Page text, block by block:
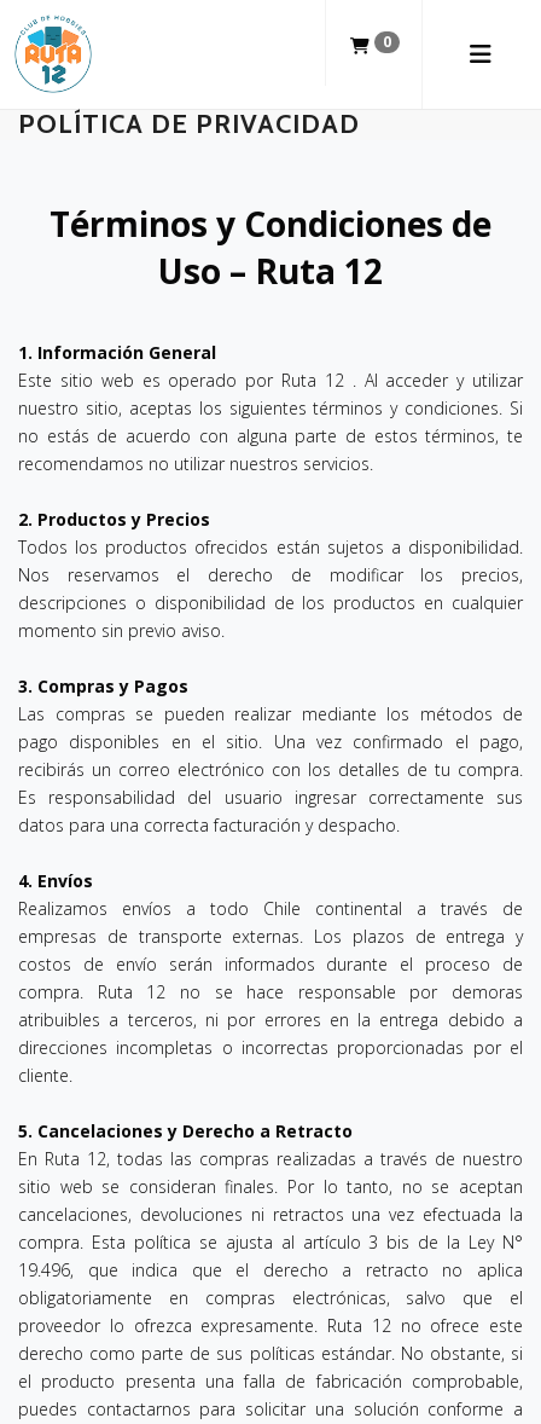
0
POLÍTICA DE PRIVACIDAD
Términos y Condiciones de
Uso – Ruta 12
1. Información General
Este sitio web es operado por Ruta 12 . Al acceder y utilizar
nuestro sitio, aceptas los siguientes términos y condiciones. Si
no estás de acuerdo con alguna parte de estos términos, te
recomendamos no utilizar nuestros servicios.
2. Productos y Precios
Todos los productos ofrecidos están sujetos a disponibilidad.
Nos reservamos el derecho de modificar los precios,
descripciones o disponibilidad de los productos en cualquier
momento sin previo aviso.
3. Compras y Pagos
Las compras se pueden realizar mediante los métodos de
pago disponibles en el sitio. Una vez confirmado el pago,
recibirás un correo electrónico con los detalles de tu compra.
Es responsabilidad del usuario ingresar correctamente sus
datos para una correcta facturación y despacho.
4. Envíos
Realizamos envíos a todo Chile continental a través de
empresas de transporte externas. Los plazos de entrega y
costos de envío serán informados durante el proceso de
compra. Ruta 12 no se hace responsable por demoras
atribuibles a terceros, ni por errores en la entrega debido a
direcciones incompletas o incorrectas proporcionadas por el
cliente.
5. Cancelaciones y Derecho a Retracto
En Ruta 12, todas las compras realizadas a través de nuestro
sitio web se consideran finales. Por lo tanto, no se aceptan
cancelaciones, devoluciones ni retractos una vez efectuada la
compra. Esta política se ajusta al artículo 3 bis de la Ley N°
19.496, que indica que el derecho a retracto no aplica
obligatoriamente en compras electrónicas, salvo que el
proveedor lo ofrezca expresamente. Ruta 12 no ofrece este
derecho como parte de sus políticas estándar. No obstante, si
el producto presenta una falla de fabricación comprobable,
puedes contactarnos para solicitar una solución conforme a